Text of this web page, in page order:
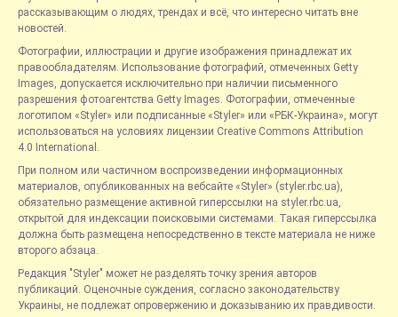
рассказывающим о людях, трендах и всё, что интересно читать вне
новостей.
Фотографии, иллюстрации и другие изображения принадлежат их
правообладателям. Использование фотографий, отмеченных Getty
Images, допускается исключительно при наличии письменного
разрешения фотоагентства Getty Images. Фотографии, отмеченные
логотипом «Styler» или подписанные «Styler» или «РБК-Украина», могут
использоваться на условиях лицензии Creative Commons Attribution
4.0 International.
При полном или частичном воспроизведении информационных
материалов, опубликованных на вебсайте «Styler» (styler.rbc.ua),
обязательно размещение активной гиперссылки на styler.rbc.ua,
открытой для индексации поисковыми системами. Такая гиперссылка
должна быть размещена непосредственно в тексте материала не ниже
второго абзаца.
Редакция "Styler" может не разделять точку зрения авторов
публикаций. Оценочные суждения, согласно законодательству
Украины, не подлежат опровержению и доказыванию их правдивости.